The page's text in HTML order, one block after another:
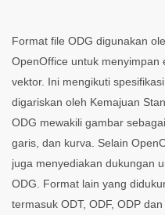
Format file ODG digunakan
OpenOffice untuk
vektor. Ini mengikuti
digariskan oleh Kemajuan
ODG mewakili gambar
garis, dan kurva. Selain
juga menyediakan dukungan
ODG. Format lain yang
termasuk ODT, ODF, ODP dan